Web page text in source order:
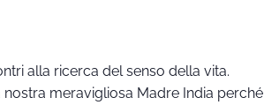
alla ricerca del senso della vita.
meravigliosa Madre India perché